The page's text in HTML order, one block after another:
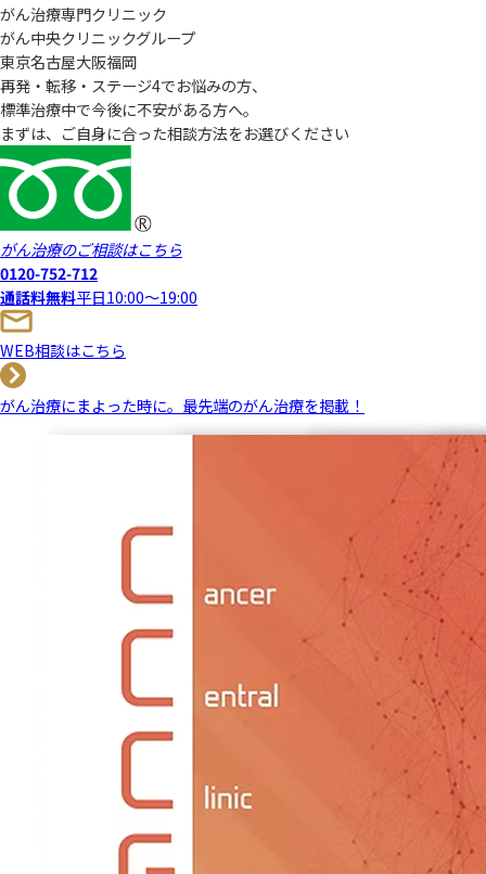
がん治療専門クリニック
がん中央クリニックグループ
東京名古屋大阪福岡
再発・転移・ステージ4でお悩みの方、
標準治療中で今後に不安がある方へ。
まずは、ご自身に合った相談方法をお選びください
がん治療のご相談はこちら
0120-752-712
通話料無料平日10:00～19:00
WEB相談はこちら
がん治療にまよった時に。 最先端のがん治療を掲載！